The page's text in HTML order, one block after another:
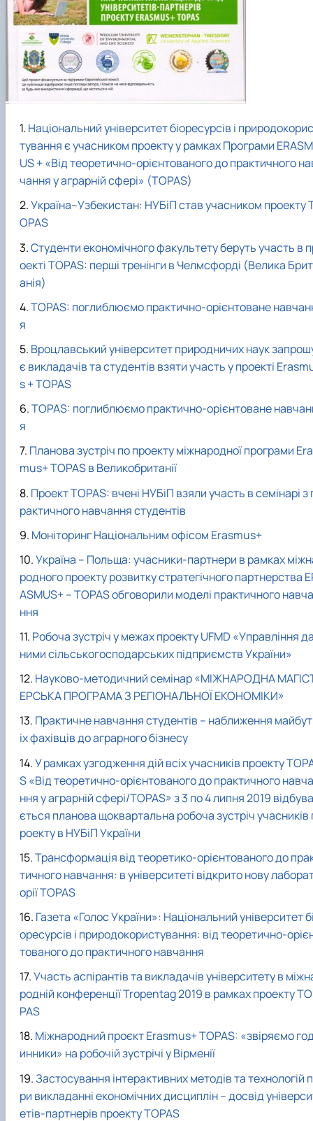
Національний університет біоресурсів і природокорис
тування є учасником проекту у рамках Програми ERASM
US + «Від теоретично-орієнтованого до практичного
чання у аграрній сфері» (TOPAS)
Україна–Узбекистан: НУБіП став учасником проекту
OPAS
Студенти економічного факультету беруть участь в
оекті TOPAS: перші тренінги в Челмсфорді (Велика Брит
анія)
TOPAS: поглиблюємо практично-орієнтоване
я
Вроцлавський університет природничих наук
є викладачів та студентів взяти участь у проекті
s + TOPAS
TOPAS: поглиблюємо практично-орієнтоване
я
Планова зустріч по проекту міжнародної програми
mus+ TOPAS в Великобританії
Проект TOPAS: вчені НУБіП взяли участь в семінарі з
рактичного навчання студентів
Моніторинг Національним офісом Erasmus+
Україна – Польща: учасники-партнери в рамках
родного проекту розвитку стратегічного партнерства
ASMUS+ – TOPAS обговорили моделі практичного навча
ння
Робоча зустріч у межах проекту UFMD «Управління
ними сільськогосподарських підприємств України»
Науково-методичний семінар «МІЖНАРОДНА
ЕРСЬКА ПРОГРАМА З РЕГІОНАЛЬНОЇ ЕКОНОМІКИ»
Практичне навчання студентів – наближення
іх фахівців до аграрного бізнесу
У рамках узгодження дій всіх учасників проекту
S «Від теоретично-орієнтованого до практичного навча
ння у аграрній сфері/TOPAS» з 3 по 4 липня 2019 відбува
ється планова щоквартальна робоча зустріч учасників
роекту в НУБіП України
Трансформація від теоретико-орієнтованого до
тичного навчання: в університеті відкрито нову
орії TOPAS
Газета «Голос України»: Національний університет
оресурсів і природокористування: від теоретично-
тованого до практичного навчання
Участь аспірантів та викладачів університету в
родній конференції Tropentag 2019 в рамках проекту TO
PAS
Міжнародний проєкт Erasmus+ TOPAS: «звіряємо
инники» на робочій зустрічі у Вірменії
Застосування інтерактивних методів та технологій п
ри викладанні економічних дисциплін – досвід
етів-партнерів проекту TOPAS